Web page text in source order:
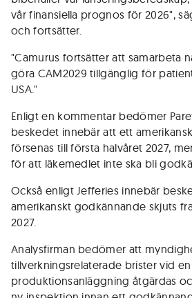
vår finansiella prognos för 2026",
och fortsätter.
"Camurus fortsätter att samarbeta
göra CAM2029 tillgänglig för
USA."
Enligt en kommentar bedömer
beskedet innebär att ett
försenas till första halvåret 2027,
för att läkemedlet inte ska bli
Också enligt Jefferies innebär
amerikanskt godkännande skjuts
2027.
Analysfirman bedömer att
tillverkningsrelaterade brister vid
produktionsanläggning åtgärdas